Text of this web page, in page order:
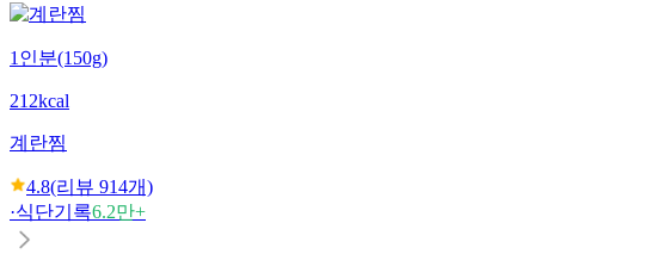
1인분(150g)
212kcal
계란찜
4.8(리뷰 914개)
·식단기록6.2만+